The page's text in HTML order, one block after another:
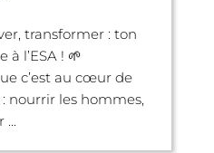
transformer : ton
à l’ESA ! 🌱
c’est au cœur de
nourrir les hommes,
...